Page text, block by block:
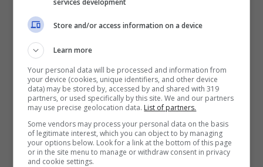
scegliere uno dei suoi figli
da sacrificare. La donna, tormentata da
questo terribile dilemma, si ritrova a dover
decidere tra l’amore materno e la
sopravvivenza della sua famiglia. Quale
scelta prenderà?
Inizialmente, Hulya rifiuta categoricamente
Store and/or access information on a device
Learn more
Your personal data will be processed and information from
your device (cookies, unique identifiers, and other device
data) may be stored by, accessed by and shared with 319
partners, or used specifically by this site. We and our partners
may use precise geolocation data. List of partners.
Some vendors may process your personal data on the basis
of legitimate interest, which you can object to by managing
your options below. Look for a link at the bottom of this page
or in the site menu to manage or withdraw consent in privacy
and cookie settings.